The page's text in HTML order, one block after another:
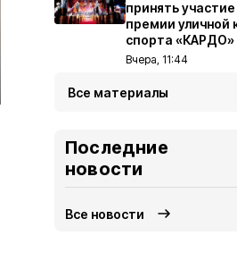
принять
премии уличной
спорта «КАРДО»
Вчера, 11:44
Все материалы
Последние
новости
Все новости